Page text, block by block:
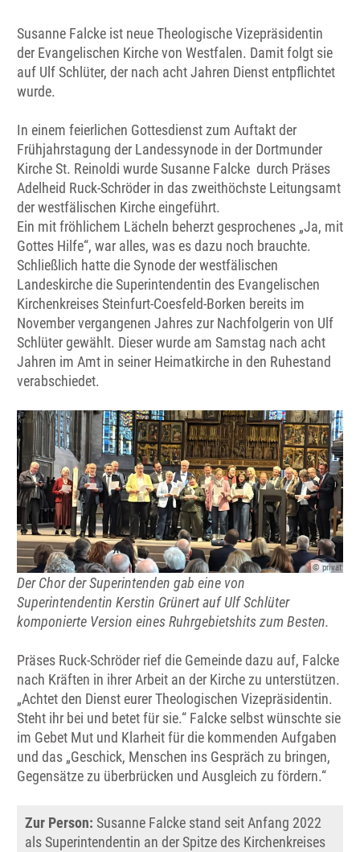
Susanne Falcke ist neue Theologische Vizepräsidentin
der Evangelischen Kirche von Westfalen. Damit folgt sie
auf Ulf Schlüter, der nach acht Jahren Dienst entpflichtet
wurde.
In einem feierlichen Gottesdienst zum Auftakt der
Frühjahrstagung der Landessynode in der Dortmunder
Kirche St. Reinoldi wurde Susanne Falcke durch Präses
Adelheid Ruck-Schröder in das zweithöchste Leitungsamt
der westfälischen Kirche eingeführt.
Ein mit fröhlichem Lächeln beherzt gesprochenes „Ja, mit
Gottes Hilfe“, war alles, was es dazu noch brauchte.
Schließlich hatte die Synode der westfälischen
Landeskirche die Superintendentin des Evangelischen
Kirchenkreises Steinfurt-Coesfeld-Borken bereits im
November vergangenen Jahres zur Nachfolgerin von Ulf
Schlüter gewählt. Dieser wurde am Samstag nach acht
Jahren im Amt in seiner Heimatkirche in den Ruhestand
verabschiedet.
© privat
Der Chor der Superintenden gab eine von
Superintendentin Kerstin Grünert auf Ulf Schlüter
komponierte Version eines Ruhrgebietshits zum Besten.
Präses Ruck-Schröder rief die Gemeinde dazu auf, Falcke
nach Kräften in ihrer Arbeit an der Kirche zu unterstützen.
„Achtet den Dienst eurer Theologischen Vizepräsidentin.
Steht ihr bei und betet für sie.“ Falcke selbst wünschte sie
im Gebet Mut und Klarheit für die kommenden Aufgaben
und das „Geschick, Menschen ins Gespräch zu bringen,
Gegensätze zu überbrücken und Ausgleich zu fördern.“
Zur Person: Susanne Falcke stand seit Anfang 2022
als Superintendentin an der Spitze des Kirchenkreises